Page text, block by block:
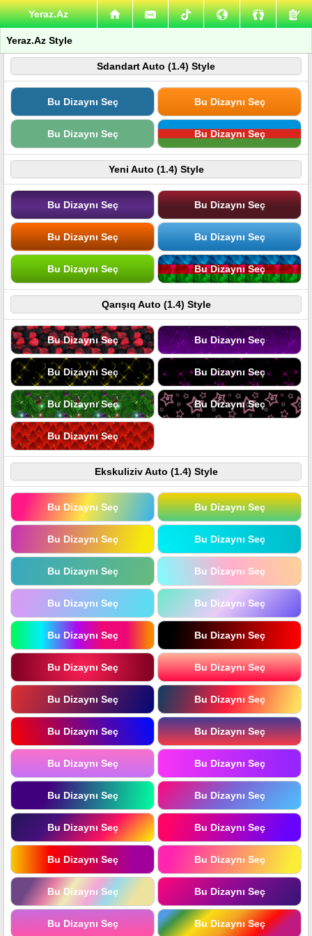
Yeraz.Az
Yeraz.Az Style
Sdandart Auto (1.4) Style
Bu Dizaynı Seç Bu Dizaynı Seç
Bu Dizaynı Seç Bu Dizaynı Seç
Yeni Auto (1.4) Style
Bu Dizaynı Seç Bu Dizaynı Seç
Bu Dizaynı Seç Bu Dizaynı Seç
Bu Dizaynı Seç Bu Dizaynı Seç
Qarışıq Auto (1.4) Style
Bu Dizaynı Seç Bu Dizaynı Seç
Bu Dizaynı Seç Bu Dizaynı Seç
Bu Dizaynı Seç Bu Dizaynı Seç
Bu Dizaynı Seç
Ekskuliziv Auto (1.4) Style
Bu Dizaynı Seç Bu Dizaynı Seç
Bu Dizaynı Seç Bu Dizaynı Seç
Bu Dizaynı Seç Bu Dizaynı Seç
Bu Dizaynı Seç Bu Dizaynı Seç
Bu Dizaynı Seç Bu Dizaynı Seç
Bu Dizaynı Seç Bu Dizaynı Seç
Bu Dizaynı Seç Bu Dizaynı Seç
Bu Dizaynı Seç Bu Dizaynı Seç
Bu Dizaynı Seç Bu Dizaynı Seç
Bu Dizaynı Seç Bu Dizaynı Seç
Bu Dizaynı Seç Bu Dizaynı Seç
Bu Dizaynı Seç Bu Dizaynı Seç
Bu Dizaynı Seç Bu Dizaynı Seç
Bu Dizaynı Seç Bu Dizaynı Seç